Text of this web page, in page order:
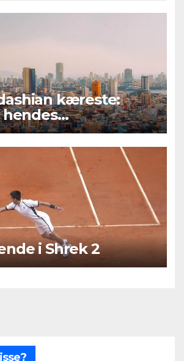
kæreste:
og romantiske
i Shrek 2